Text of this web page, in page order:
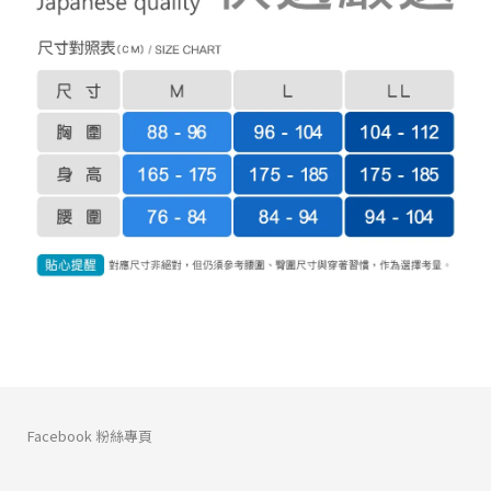
Facebook 粉絲專頁